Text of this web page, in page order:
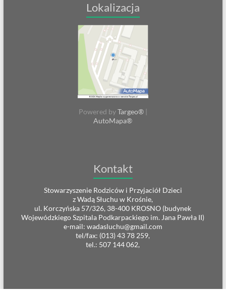
Lokalizacja
Powered byTargeo®|
AutoMapa®
Kontakt
Stowarzyszenie Rodziców i Przyjaciół Dzieci
z Wadą Słuchu w Krośnie,
ul. Korczyńska 57/326, 38-400 KROSNO (budynek
Wojewódzkiego Szpitala Podkarpackiego im. Jana Pawła II)
e-mail: wadasluchu@gmail.com
tel/fax: (013) 43 78 259,
tel.: 507 144 062,